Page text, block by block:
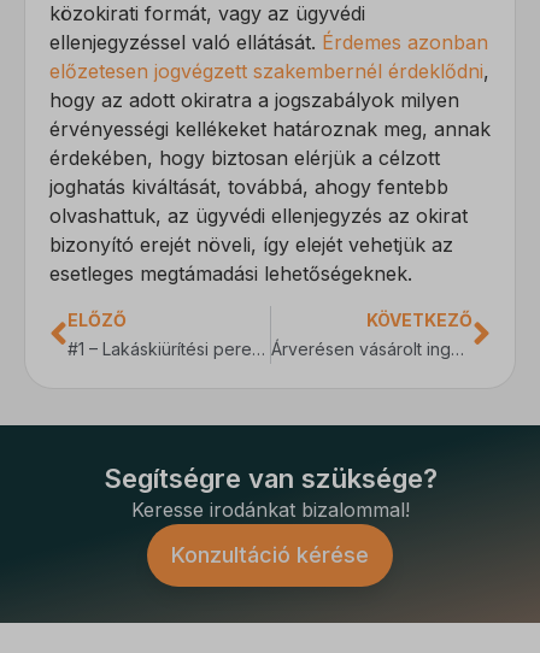
közokirati formát, vagy az ügyvédi
ellenjegyzéssel való ellátását. Érdemes azonban
előzetesen jogvégzett szakembernél érdeklődni,
hogy az adott okiratra a jogszabályok milyen
érvényességi kellékeket határoznak meg, annak
érdekében, hogy biztosan elérjük a célzott
joghatás kiváltását, továbbá, ahogy fentebb
olvashattuk, az ügyvédi ellenjegyzés az okirat
bizonyító erejét növeli, így elejét vehetjük az
esetleges megtámadási lehetőségeknek.
ELŐZŐ
#1 – Lakáskiürítési perek gyakorlati oldalról
KÖVETKEZŐ
Árverésen vásárolt ingatlan, az árverés útján szerzett ingatlant szabályozó eljárás
Segítségre van szüksége?
Keresse irodánkat bizalommal!
Konzultáció kérése